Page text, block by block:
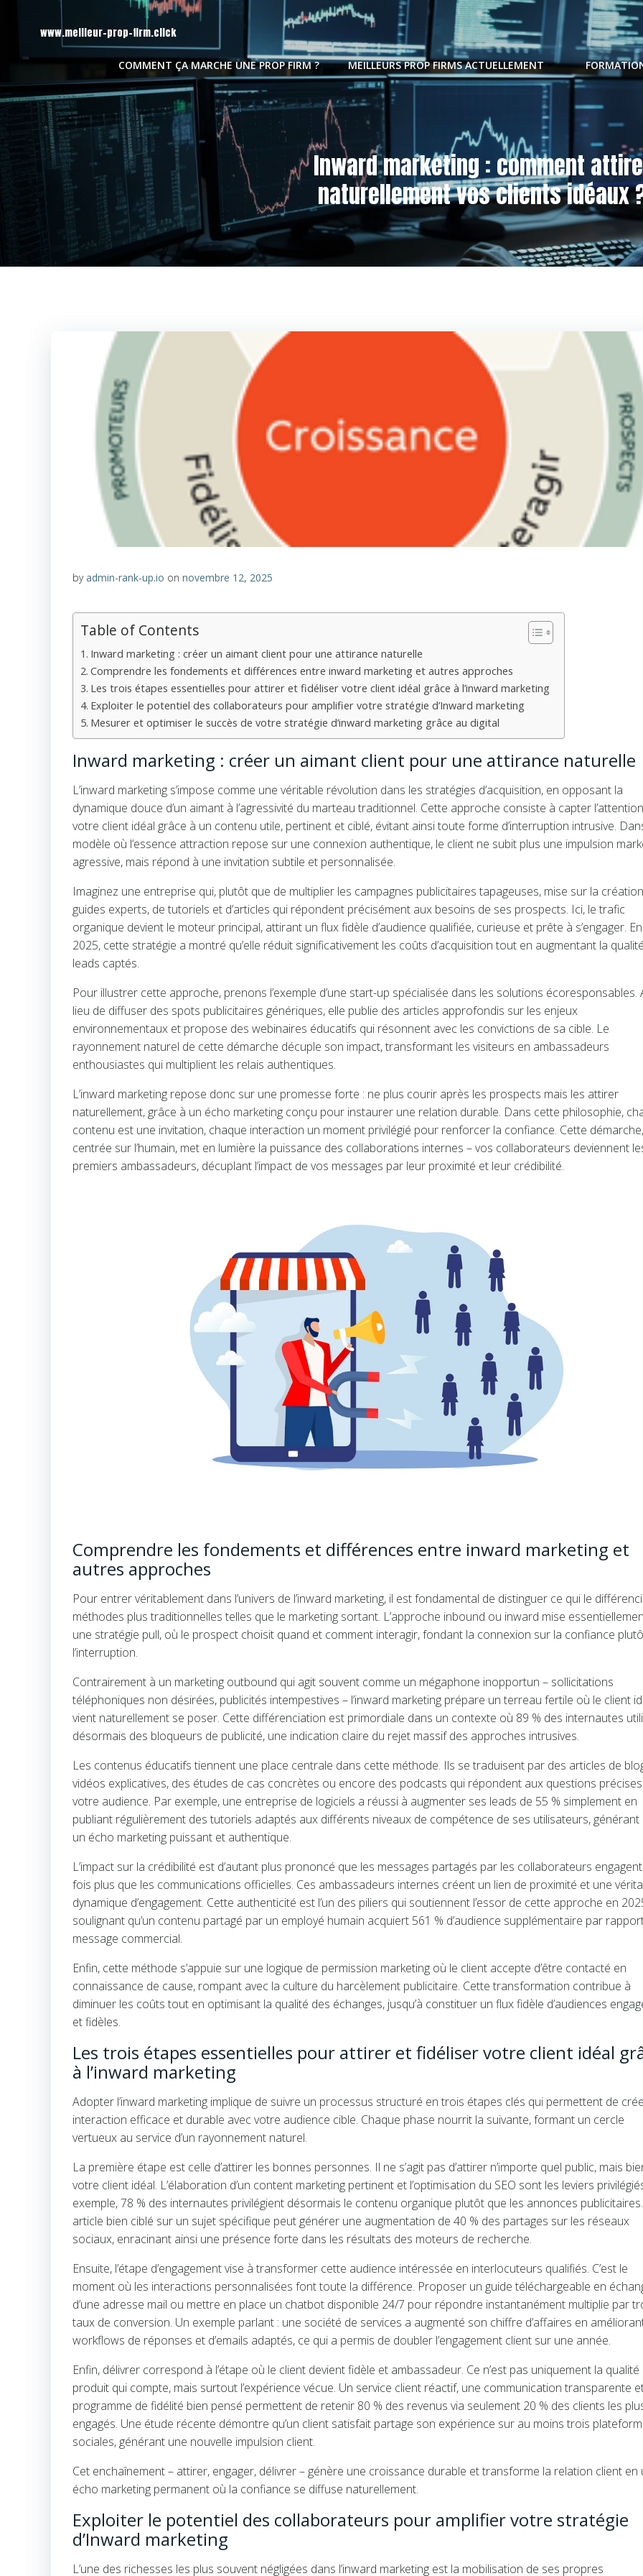
contenu
www.meilleur-prop-firm.click
COMMENT ÇA MARCHE UNE PROP FIRM ? MEILLEURS PROP FIRMS ACTUELLEMENT
Inward marketing : comment
naturellement vos clients idéaux
byadmin-rank-up.io on novembre 12, 2025
Table of Contents
Inward marketing : créer un aimant client pour une attirance naturelle
Comprendre les fondements et différences entre inward marketing et autres approches
Les trois étapes essentielles pour attirer et fidéliser votre client idéal grâce à l’inward marketing
Exploiter le potentiel des collaborateurs pour amplifier votre stratégie d’Inward marketing
Mesurer et optimiser le succès de votre stratégie d’inward marketing grâce au digital
Inward marketing : créer un aimant client pour une attirance naturelle
L’inward marketing s’impose comme une véritable révolution dans les stratégies d’acquisition, en opposant la
dynamique douce d’un aimant à l’agressivité du marteau traditionnel. Cette approche consiste à capter
votre client idéal grâce à un contenu utile, pertinent et ciblé, évitant ainsi toute forme d’interruption intrusive.
modèle où l’essence attraction repose sur une connexion authentique, le client ne subit plus une impulsion
agressive, mais répond à une invitation subtile et personnalisée.
Imaginez une entreprise qui, plutôt que de multiplier les campagnes publicitaires tapageuses, mise sur la
guides experts, de tutoriels et d’articles qui répondent précisément aux besoins de ses prospects. Ici, le trafic
organique devient le moteur principal, attirant un flux fidèle d’audience qualifiée, curieuse et prête à s’engager. En
2025, cette stratégie a montré qu’elle réduit significativement les coûts d’acquisition tout en augmentant la
leads captés.
Pour illustrer cette approche, prenons l’exemple d’une start-up spécialisée dans les solutions écoresponsables.
lieu de diffuser des spots publicitaires génériques, elle publie des articles approfondis sur les enjeux
environnementaux et propose des webinaires éducatifs qui résonnent avec les convictions de sa cible. Le
rayonnement naturel de cette démarche décuple son impact, transformant les visiteurs en ambassadeurs
enthousiastes qui multiplient les relais authentiques.
L’inward marketing repose donc sur une promesse forte : ne plus courir après les prospects mais les attirer
naturellement, grâce à un écho marketing conçu pour instaurer une relation durable. Dans cette philosophie,
contenu est une invitation, chaque interaction un moment privilégié pour renforcer la confiance. Cette démarche,
centrée sur l’humain, met en lumière la puissance des collaborations internes – vos collaborateurs deviennent
premiers ambassadeurs, décuplant l’impact de vos messages par leur proximité et leur crédibilité.
Comprendre les fondements et différences entre inward marketing et
autres approches
Pour entrer véritablement dans l’univers de l’inward marketing, il est fondamental de distinguer ce qui le
méthodes plus traditionnelles telles que le marketing sortant. L’approche inbound ou inward mise
une stratégie pull, où le prospect choisit quand et comment interagir, fondant la connexion sur la confiance
l’interruption.
Contrairement à un marketing outbound qui agit souvent comme un mégaphone inopportun – sollicitations
téléphoniques non désirées, publicités intempestives – l’inward marketing prépare un terreau fertile où le client
vient naturellement se poser. Cette différenciation est primordiale dans un contexte où 89 % des internautes
désormais des bloqueurs de publicité, une indication claire du rejet massif des approches intrusives.
Les contenus éducatifs tiennent une place centrale dans cette méthode. Ils se traduisent par des articles de
vidéos explicatives, des études de cas concrètes ou encore des podcasts qui répondent aux questions
votre audience. Par exemple, une entreprise de logiciels a réussi à augmenter ses leads de 55 % simplement en
publiant régulièrement des tutoriels adaptés aux différents niveaux de compétence de ses utilisateurs, générant
un écho marketing puissant et authentique.
L’impact sur la crédibilité est d’autant plus prononcé que les messages partagés par les collaborateurs
fois plus que les communications officielles. Ces ambassadeurs internes créent un lien de proximité et une
dynamique d’engagement. Cette authenticité est l’un des piliers qui soutiennent l’essor de cette approche en
soulignant qu’un contenu partagé par un employé humain acquiert 561 % d’audience supplémentaire par
message commercial.
Enfin, cette méthode s’appuie sur une logique de permission marketing où le client accepte d’être contacté en
connaissance de cause, rompant avec la culture du harcèlement publicitaire. Cette transformation contribue à
diminuer les coûts tout en optimisant la qualité des échanges, jusqu’à constituer un flux fidèle d’audiences
et fidèles.
Les trois étapes essentielles pour attirer et fidéliser votre client idéal
à l’inward marketing
Adopter l’inward marketing implique de suivre un processus structuré en trois étapes clés qui permettent de
interaction efficace et durable avec votre audience cible. Chaque phase nourrit la suivante, formant un cercle
vertueux au service d’un rayonnement naturel.
La première étape est celle d’attirer les bonnes personnes. Il ne s’agit pas d’attirer n’importe quel public, mais
votre client idéal. L’élaboration d’un content marketing pertinent et l’optimisation du SEO sont les leviers
exemple, 78 % des internautes privilégient désormais le contenu organique plutôt que les annonces
article bien ciblé sur un sujet spécifique peut générer une augmentation de 40 % des partages sur les réseaux
sociaux, enracinant ainsi une présence forte dans les résultats des moteurs de recherche.
Ensuite, l’étape d’engagement vise à transformer cette audience intéressée en interlocuteurs qualifiés. C’est le
moment où les interactions personnalisées font toute la différence. Proposer un guide téléchargeable en
d’une adresse mail ou mettre en place un chatbot disponible 24/7 pour répondre instantanément multiplie par
taux de conversion. Un exemple parlant : une société de services a augmenté son chiffre d’affaires en
workflows de réponses et d’emails adaptés, ce qui a permis de doubler l’engagement client sur une année.
Enfin, délivrer correspond à l’étape où le client devient fidèle et ambassadeur. Ce n’est pas uniquement la qualité
produit qui compte, mais surtout l’expérience vécue. Un service client réactif, une communication transparente
programme de fidélité bien pensé permettent de retenir 80 % des revenus via seulement 20 % des clients les
engagés. Une étude récente démontre qu’un client satisfait partage son expérience sur au moins trois
sociales, générant une nouvelle impulsion client.
Cet enchaînement – attirer, engager, délivrer – génère une croissance durable et transforme la relation client en
écho marketing permanent où la confiance se diffuse naturellement.
Exploiter le potentiel des collaborateurs pour amplifier votre stratégie
d’Inward marketing
L’une des richesses les plus souvent négligées dans l’inward marketing est la mobilisation de ses propres